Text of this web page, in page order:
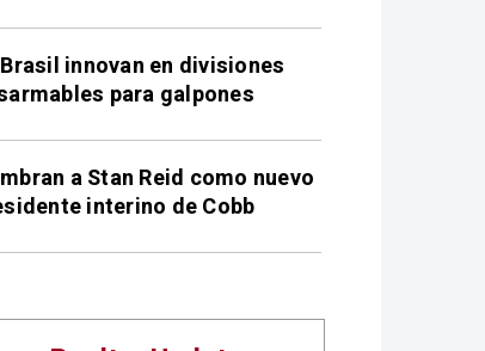
Brasil innovan en divisiones
para galpones
a Stan Reid como nuevo
interino de Cobb